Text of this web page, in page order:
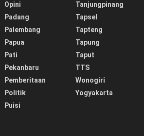
Opini
Padang
Palembang
Papua
Pati
Pekanbaru
Pemberitaan
Politik
Puisi
Tanjungpinang
Tapsel
Tapteng
Tapung
Taput
TTS
Wonogiri
Yogyakarta